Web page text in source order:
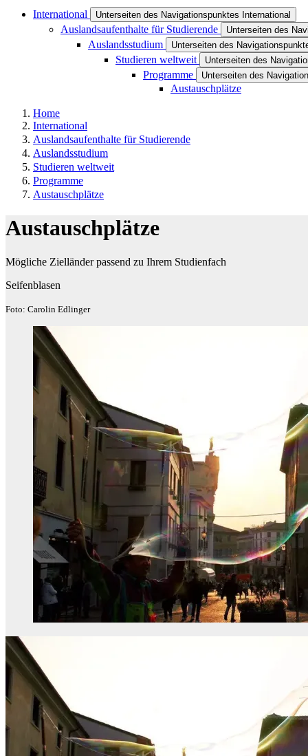
International Unterseiten des Navigationspunktes International
Auslandsaufenthalte für Studierende Unterseiten des
Auslandsstudium Unterseiten des
Studieren weltweit Unterseiten des
Programme Unterseiten des
Austauschplätze
Home
International
Auslandsaufenthalte für Studierende
Auslandsstudium
Studieren weltweit
Programme
Austauschplätze
Austauschplätze
Mögliche Zielländer passend zu Ihrem Studienfach
Seifenblasen
Foto: Carolin Edlinger